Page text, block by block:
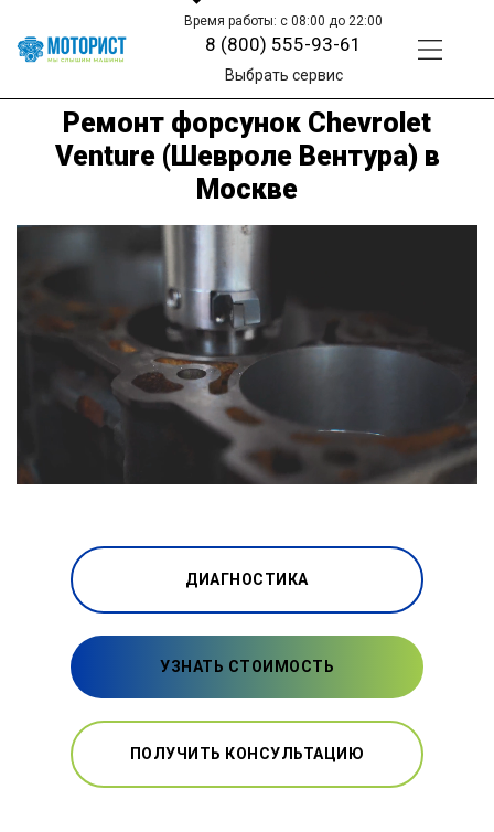
Время работы: с 08:00 до 22:00
8 (800) 555-93-61
Выбрать сервис
Ремонт форсунок Chevrolet
Venture (Шевроле Вентура) в
Москве
ДИАГНОСТИКА
УЗНАТЬ СТОИМОСТЬ
ПОЛУЧИТЬ КОНСУЛЬТАЦИЮ